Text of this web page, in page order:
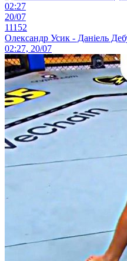
02:27
20/07
11152
Олександр Усик - Даніель
02:27, 20/07